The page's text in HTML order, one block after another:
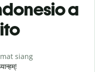
a
siang